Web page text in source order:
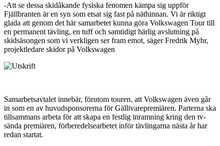
-Att se dessa skidåkande fysiska fenomen kämpa sig uppför
Fjällbranten är en syn som etsat sig fast på näthinnan. Vi är riktigt
glada att genom det här samarbetet kunna göra Volkswagen Tour till
en permanent tävling, en tuff och samtidigt härlig avslutning på
skidsäsongen som vi verkligen ser fram emot, säger Fredrik Myhr,
projektledare skidor på Volkswagen
Samarbetsavtalet innebär, förutom touren, att Volkswagen även går
in som en av huvudsponsorerna för Gällivarepremiären. Parterna ska
tillsammans arbeta för att skapa en festlig inramning kring den tv-
sända premiären, förberedelsearbetet inför tävlingarna nästa år har
redan startat.